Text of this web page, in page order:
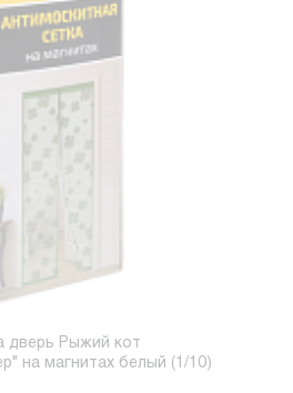
дверь Рыжий кот
на магнитах белый (1/10)